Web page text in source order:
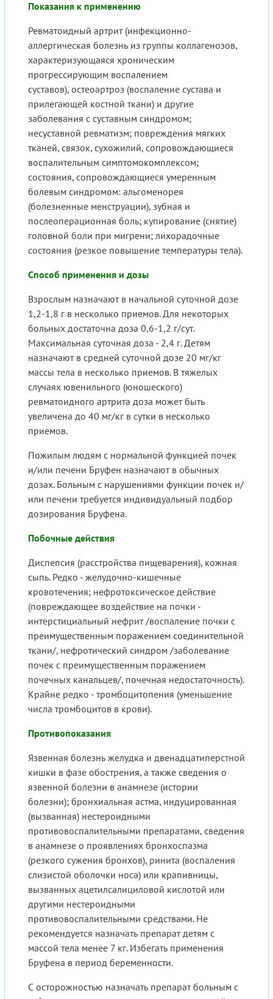
Показания к применению
Ревматоидный артрит (инфекционно-
аллергическая болезнь из группы коллагенозов,
характеризующаяся хроническим
прогрессирующим воспалением
суставов), остеоартроз (воспаление сустава и
прилегающей костной ткани) и другие
заболевания с суставным синдромом;
несуставной ревматизм; повреждения мягких
тканей, связок, сухожилий, сопровождающиеся
воспалительным симптомокомплексом;
состояния, сопровождающиеся умеренным
болевым синдромом: альгоменорея
(болезненные менструации), зубная и
послеоперационная боль; купирование (снятие)
головной боли при мигрени; лихорадочные
состояния (резкое повышение температуры тела).
Способ применения и дозы
Взрослым назначают в начальной суточной дозе
1,2-1,8 г в несколько приемов. Для некоторых
больных достаточна доза 0,6-1,2 г/сут.
Максимальная суточная доза - 2,4 г. Детям
назначают в средней суточной дозе 20 мг/кг
массы тела в несколько приемов. В тяжелых
случаях ювенильного (юношеского)
ревматоидного артрита доза может быть
увеличена до 40 мг/кг в сутки в несколько
приемов.
Пожилым людям с нормальной функцией почек
и/или печени Бруфен назначают в обычных
дозах. Больным с нарушениями функции почек и/
или печени требуется индивидуальный подбор
дозирования Бруфена.
Побочные действия
Диспепсия (расстройства пищеварения), кожная
сыпь. Редко - желудочно-кишечные
кровотечения; нефротоксическое действие
(повреждающее воздействие на почки -
интерстициальный нефрит /воспаление почки с
преимущественным поражением соединительной
ткани/, нефротический синдром /заболевание
почек с преимущественным поражением
почечных канальцев/, почечная недостаточность).
Крайне редко - тромбоцитопения (уменьшение
числа тромбоцитов в крови).
Противопоказания
Язвенная болезнь желудка и двенадцатиперстной
кишки в фазе обострения, а также сведения о
язвенной болезни в анамнезе (истории
болезни); бронхиальная астма, индуцированная
(вызванная) нестероидными
противовоспалительными препаратами, сведения
в анамнезе о проявлениях бронхоспазма
(резкого сужения бронхов), ринита (воспаления
слизистой оболочки носа) или крапивницы,
вызванных ацетилсалициловой кислотой или
другими нестероидными
противовоспалительными средствами. Не
рекомендуется назначать препарат детям с
массой тела менее 7 кг. Избегать применения
Бруфена в период беременности.
С осторожностью назначать препарат больным с